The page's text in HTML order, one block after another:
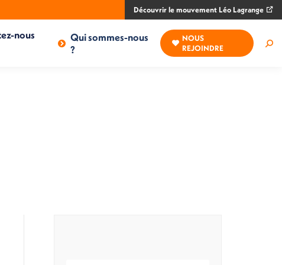
Découvrir le mouvement Léo Lagrange
nous
Qui sommes-nous
?
NOUS
REJOINDRE